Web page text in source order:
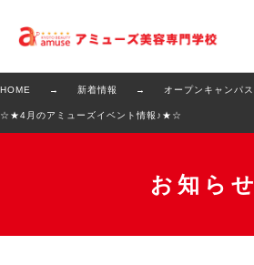
HOME 新着情報 オープンキャンパス
☆★4月のアミューズイベント情報♪★☆
お知らせ